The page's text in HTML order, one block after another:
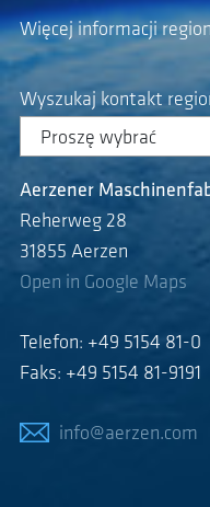
Więcej informacji
Wyszukaj kontakt
Aerzener
Reherweg 28
31855 Aerzen
Open in Google Maps
Telefon: +49 5154 81-0
Faks: +49 5154 81-9191
info@aerzen.com